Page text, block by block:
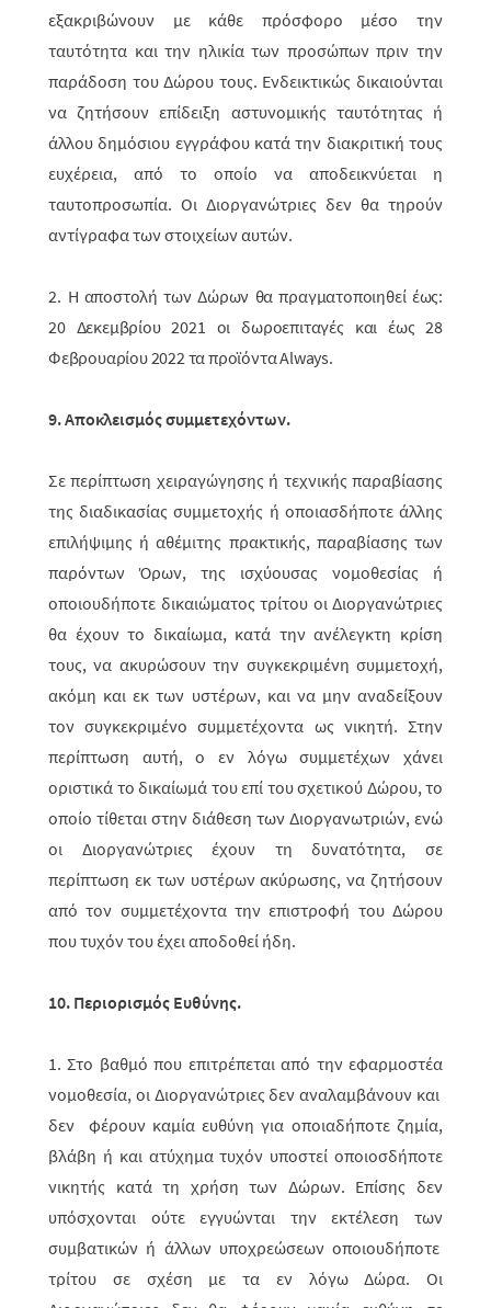
εξακριβώνουν με κάθε πρόσφορο μέσο την
ταυτότητα και την ηλικία των προσώπων πριν την
παράδοση του Δώρου τους. Ενδεικτικώς δικαιούνται
να ζητήσουν επίδειξη αστυνομικής ταυτότητας ή
άλλου δημόσιου εγγράφου κατά την διακριτική τους
ευχέρεια, από το οποίο να αποδεικνύεται η
ταυτοπροσωπία. Οι Διοργανώτριες δεν θα τηρούν
αντίγραφα των στοιχείων αυτών.
2. H αποστολή των Δώρων θα πραγματοποιηθεί έως:
20 Δεκεμβρίου 2021 οι δωροεπιταγές και έως 28
Φεβρουαρίου 2022 τα προϊόντα Always.
9. Αποκλεισμός συμμετεχόντων.
Σε περίπτωση χειραγώγησης ή τεχνικής παραβίασης
της διαδικασίας συμμε­το­χής ή οποιασδήποτε άλλης
επιλήψιμης ή αθέμιτης πρακτικής, παραβίασης των
παρό­ντων Όρων, της ισχύουσας νομοθεσίας ή
οποιουδήποτε δικαιώματος τρί­του οι Διοργανώτριες
θα έχουν το δικαίωμα, κατά την ανέλεγκτη κρίση
τους, να ακυ­ρώ­σουν την συγκεκριμένη συμμετοχή,
ακόμη και εκ των υστέρων, και να μην αναδείξουν
τον συγκεκριμένο συμμετέχοντα ως νικητή. Στην
περί­πτω­ση αυτή, ο εν λόγω συμμετέχων χάνει
οριστικά το δικαίωμά του επί του σχετι­κού Δώ­ρου, το
οποίο τίθεται στην διάθεση των Διοργανωτριών, ενώ
οι Διοργα­νώ­­τριες έχουν τη δυνατότητα, σε
περίπτωση εκ των υστέρων ακύρωσης, να ζητήσουν
από τον συμμετέχοντα την επιστροφή του Δώρου
που τυχόν του έχει αποδοθεί ήδη.
10. Περιορισμός Ευθύνης.
1. Στο βαθμό που επιτρέπεται από την εφαρμοστέα
νομοθεσία, οι Διοργανώ­τριες δεν αναλαμβάνουν και
δεν φέρουν καμία ευθύνη για οποιαδήποτε ζημία,
βλάβη ή και ατύχημα τυχόν υποστεί οποιοσδήποτε
νικητής κατά τη χρήση των Δώρων. Επίσης δεν
υπόσχονται ούτε εγγυώνται την εκτέλεση των
συμβατικών ή άλλων υποχρεώσεων οποιουδήποτε
τρίτου σε σχέση με τα εν λόγω Δώρα. Οι